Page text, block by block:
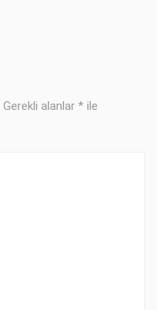
Gerekli alanlar * ile